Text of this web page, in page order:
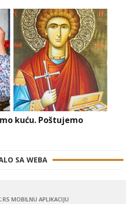
kuću. Poštujemo
SA WEBA
MOBILNU APLIKACIJU